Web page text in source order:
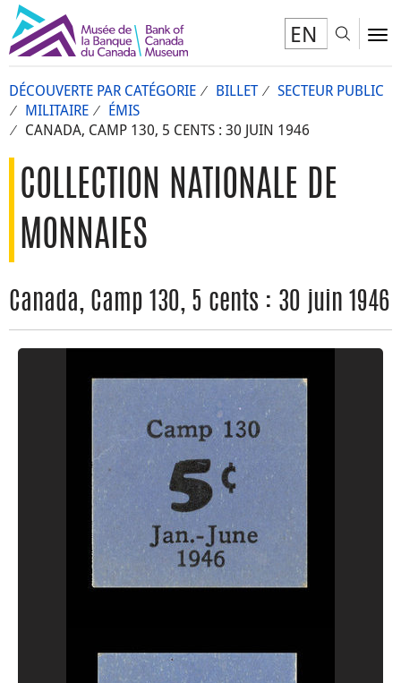
EN
DÉCOUVERTE PAR CATÉGORIE BILLET
SECTEUR PUBLIC
MILITAIRE
ÉMIS
CANADA, CAMP 130, 5 CENTS : 30 JUIN 1946
COLLECTION NATIONALE DE
MONNAIES
Canada, Camp 130, 5 cents : 30 juin 1946